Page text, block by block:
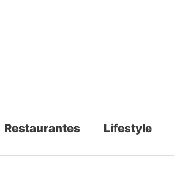
Restaurantes Lifestyle